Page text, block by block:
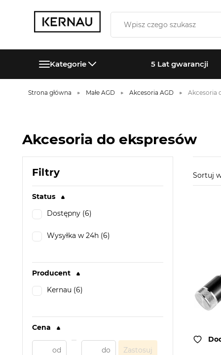
Kategorie 5 Lat gwarancji
Strona główna Małe AGD Akcesoria AGD Akcesoria
Akcesoria do ekspresów
Filtry
Status
Dostępny (6)
Wysyłka w 24h (6)
Producent
Kernau (6)
Cena
Zastosuj
Sortuj